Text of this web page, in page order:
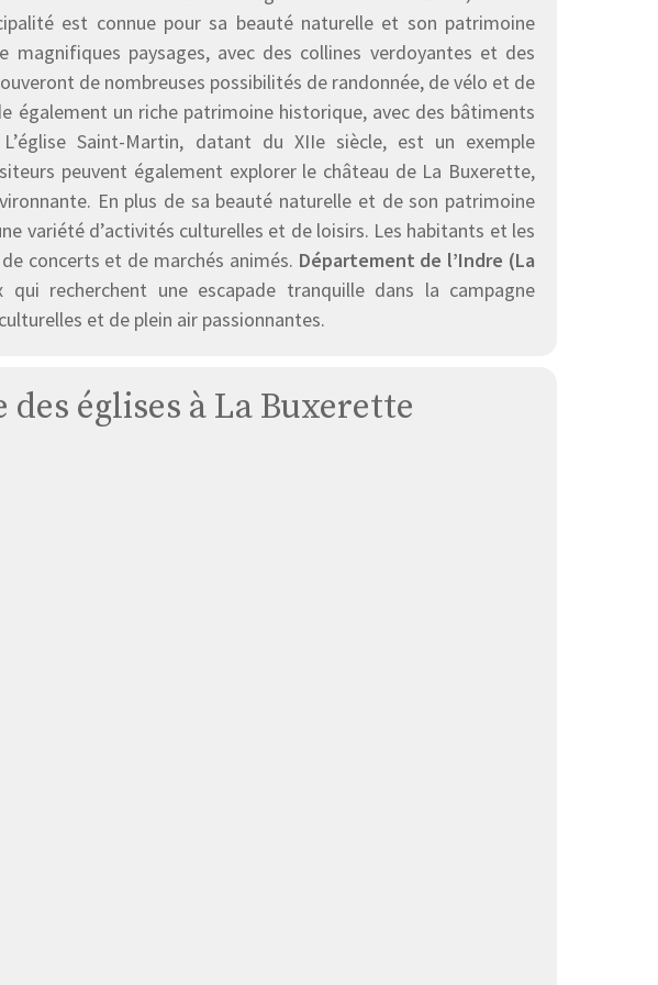
est connue pour sa beauté naturelle et son patrimoine
paysages, avec des collines verdoyantes et des
de nombreuses possibilités de randonnée, de vélo et de
également un riche patrimoine historique, avec des bâtiments
Saint-Martin, datant du XIIe siècle, est un exemple
peuvent également explorer le château de La Buxerette,
En plus de sa beauté naturelle et de son patrimoine
variété d’activités culturelles et de loisirs. Les habitants et les
concerts et de marchés animés. Département de l’Indre (La
recherchent une escapade tranquille dans la campagne
et de plein air passionnantes.
églises à La Buxerette